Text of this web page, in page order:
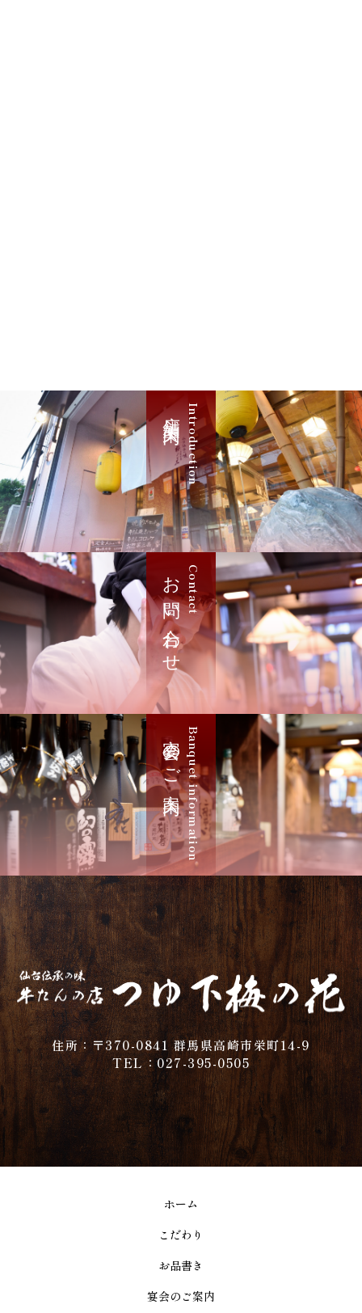
Introduction
店舗案内
Contact
お問い合わせ
Banquet information
宴会のご案内
住所：〒370-0841 群馬県高崎市栄町14-9
TEL：027-395-0505
ホーム
こだわり
お品書き
宴会のご案内